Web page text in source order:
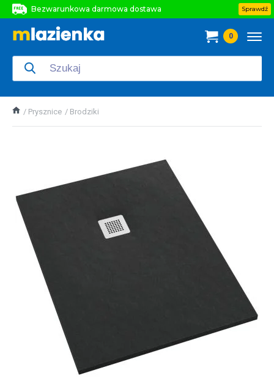
Bezwarunkowa darmowa dostawa
Bezwarunkowa darmowa dostawa
Sprawdź
0
Prysznice Brodziki